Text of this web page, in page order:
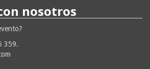
nosotros
359.